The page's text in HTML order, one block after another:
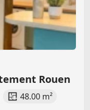
Rouen
48.00 m²